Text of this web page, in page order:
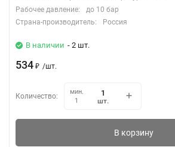
Рабочее давление:
до 10 бар
Страна-производитель:
Россия
В наличии - 2 шт.
534 ₽ /шт.
Количество:
мин.
1
шт.
В корзину